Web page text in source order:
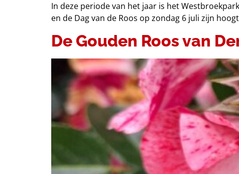
In deze periode van het jaar is het
en de Dag van de Roos op zondag 6 juli zijn
De Gouden Roos van